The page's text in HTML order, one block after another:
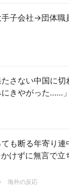
手子会社→団体
さない中国に切
きやがった……
も断る年寄り連
けずに無言で立
海外の反応